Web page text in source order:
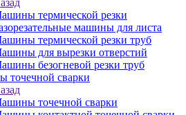
термической резки
машины для листа
термической резки труб
для вырезки отверстий
безогневой резки труб
точечной сварки
точечной сварки